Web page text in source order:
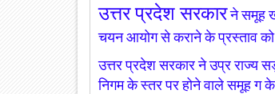
उत्तर प्रदेश सरकारने समूह ख
चयन आयोग से कराने के प्रस्ताव को
उत्तर प्रदेश सरकार ने उप्र राज्य
निगम के स्तर पर होने वाले समूह ग के